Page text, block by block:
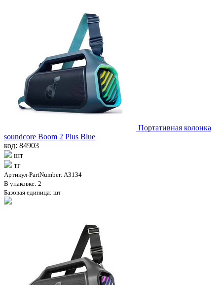
Портативная колонка
soundcore Boom 2 Plus Blue
код: 84903
шт
тг
Артикул-PartNumber: A3134
В упаковке: 2
Базовая единица: шт